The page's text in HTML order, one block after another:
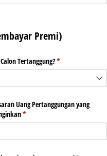
Premi)
Tertanggung?*
(required)
Uang Pertanggungan yang
*
(required)